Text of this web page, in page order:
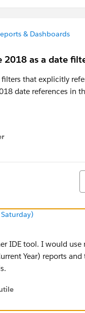
& Dashboards
as a date
that explicitly
date references in
Tri
IDE tool. I would use
Year) reports